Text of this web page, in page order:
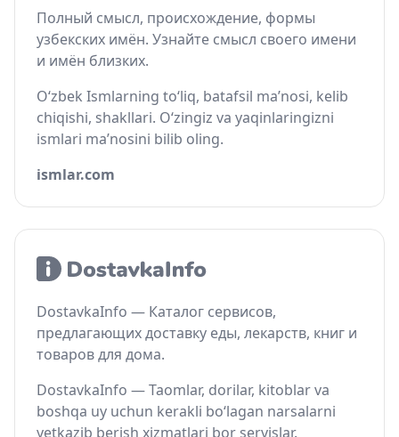
Полный смысл, происхождение, формы
узбекских имён. Узнайте смысл своего имени
и имён близких.
O‘zbek Ismlarning to‘liq, batafsil ma’nosi, kelib
chiqishi, shakllari. O‘zingiz va yaqinlaringizni
ismlari ma’nosini bilib oling.
ismlar.com
DostavkaInfo — Каталог сервисов,
предлагающих доставку еды, лекарств, книг и
товаров для дома.
DostavkaInfo — Taomlar, dorilar, kitoblar va
boshqa uy uchun kerakli bo‘lagan narsalarni
yetkazib berish xizmatlari bor servislar.